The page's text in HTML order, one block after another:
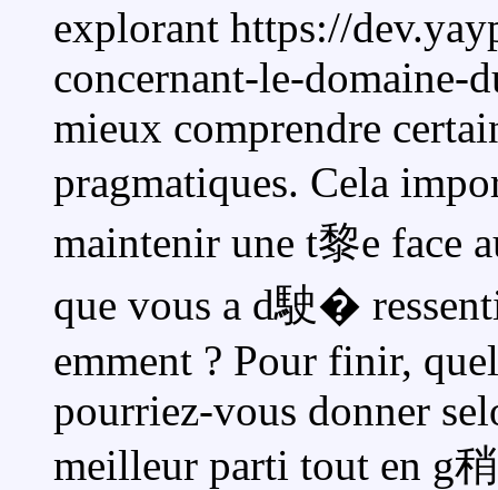
explorant https://
concernant-le-domaine-
mieux comprendre
pragmatiques. Cela
maintenir une t黎e face
que vous a d駛�
emment ? Pour finir,
pourriez-vous donner
meilleur parti tout en g